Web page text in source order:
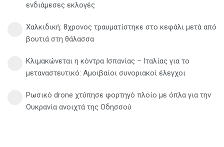
ενδιάμεσες εκλογές
Χαλκιδική: 8χρονος τραυματίστηκε στο κεφάλι μετά από
βουτιά στη θάλασσα
Κλιμακώνεται η κόντρα Ισπανίας – Ιταλίας για το
μεταναστευτικό: Αμοιβαίοι συνοριακοί έλεγχοι
Ρωσικό drone χτύπησε φορτηγό πλοίο με όπλα για την
Ουκρανία ανοιχτά της Οδησσού